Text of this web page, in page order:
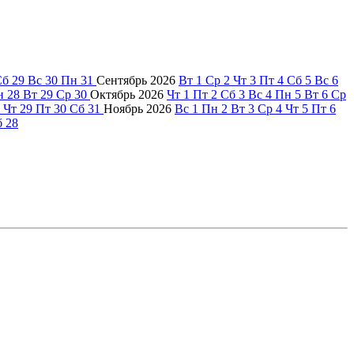
29 Вс 30 Пн 31 Сентябрь 2026 Вт 1 Ср 2 Чт 3 Пт 4 Сб 5 Вс 6
28 Вт 29 Ср 30 Октябрь 2026 Чт 1 Пт 2 Сб 3 Вс 4 Пн 5 Вт 6 Ср
Чт 29 Пт 30 Сб 31 Ноябрь 2026 Вс 1 Пн 2 Вт 3 Ср 4 Чт 5 Пт 6
28